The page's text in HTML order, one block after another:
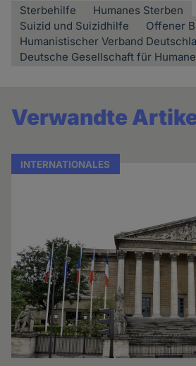
Sterbehilfe
Humanes Sterben
Suizid und Suizidhilfe
Offener
Humanistischer Verband
Deutsche Gesellschaft für
Verwandte
INTERNATIONALES